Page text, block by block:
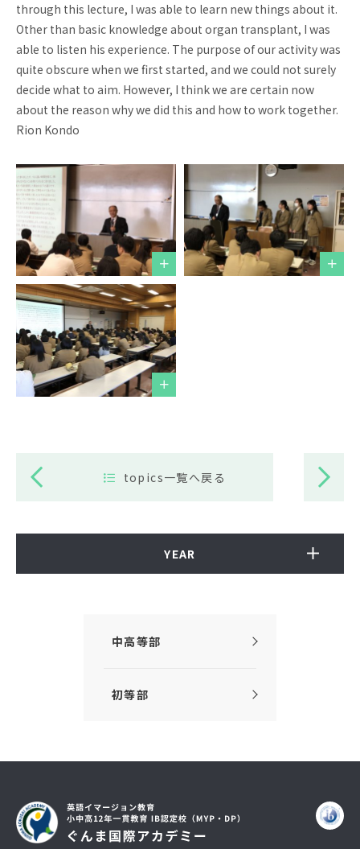
through this lecture, I was able to learn new things about it.
Other than basic knowledge about organ transplant, I was
able to listen his experience. The purpose of our activity was
quite obscure when we first started, and we could not surely
decide what to aim. However, I think we are certain now
about the reason why we did this and how to work together.
Rion Kondo
topics一覧へ戻る
YEAR
中高等部
初等部